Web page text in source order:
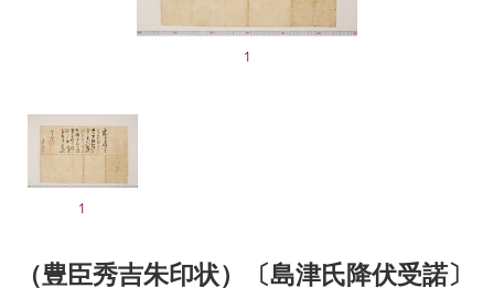
1
1
（豊臣秀吉朱印状）〔島津氏降伏受諾〕